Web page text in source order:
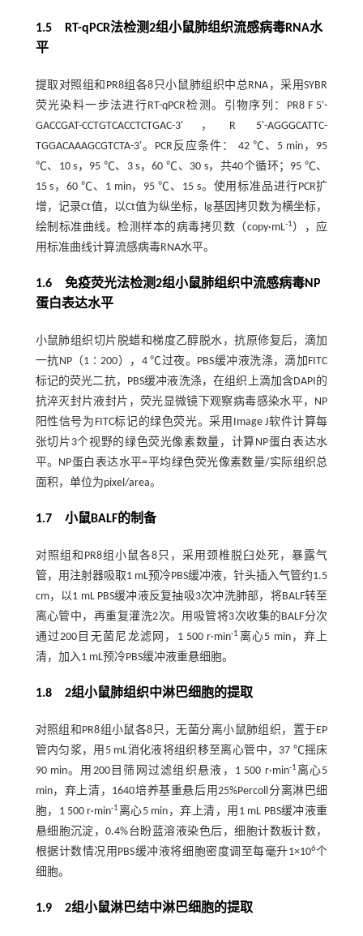
1.5 RT-qPCR法检测2组小鼠肺组织流感病毒RNA水
平
提取对照组和PR8组各8只小鼠肺组织中总RNA，采用SYBR
荧光染料一步法进行RT-qPCR检测。引物序列：PR8 F 5'-
GACCGAT-CCTGTCACCTCTGAC-3'，R 5'-AGGGCATTC-
TGGACAAAGCGTCTA-3'。PCR反应条件： 42 ℃、5 min，95
℃、10 s，95 ℃、3 s，60 ℃、30 s，共40个循环；95 ℃、
15 s，60 ℃、1 min，95 ℃、15 s。使用标准品进行PCR扩
增，记录Ct值，以Ct值为纵坐标，lg基因拷贝数为横坐标，
绘制标准曲线。检测样本的病毒拷贝数（copy·mL-1），应
用标准曲线计算流感病毒RNA水平。
1.6 免疫荧光法检测2组小鼠肺组织中流感病毒NP
蛋白表达水平
小鼠肺组织切片脱蜡和梯度乙醇脱水，抗原修复后，滴加
一抗NP（1∶200），4 ℃过夜。PBS缓冲液洗涤，滴加FITC
标记的荧光二抗，PBS缓冲液洗涤，在组织上滴加含DAPI的
抗淬灭封片液封片，荧光显微镜下观察病毒感染水平，NP
阳性信号为FITC标记的绿色荧光。采用Image J软件计算每
张切片3个视野的绿色荧光像素数量，计算NP蛋白表达水
平。NP蛋白表达水平=平均绿色荧光像素数量/实际组织总
面积，单位为pixel/area。
1.7 小鼠BALF的制备
对照组和PR8组小鼠各8只，采用颈椎脱臼处死，暴露气
管，用注射器吸取1 mL预冷PBS缓冲液，针头插入气管约1.5
cm，以1 mL PBS缓冲液反复抽吸3次冲洗肺部，将BALF转至
离心管中，再重复灌洗2次。用吸管将3次收集的BALF分次
通过200目无菌尼龙滤网，1 500 r·min-1 离心5 min，弃上
清，加入1 mL预冷PBS缓冲液重悬细胞。
1.8 2组小鼠肺组织中淋巴细胞的提取
对照组和PR8组小鼠各8只，无菌分离小鼠肺组织，置于EP
管内匀浆，用5 mL消化液将组织移至离心管中，37 ℃摇床
90 min。用200目筛网过滤组织悬液，1 500 r·min-1 离心5
min，弃上清，1640培养基重悬后用25%Percoll分离淋巴细
胞，1 500 r·min-1 离心5 min，弃上清，用1 mL PBS缓冲液重
悬细胞沉淀，0.4%台盼蓝溶液染色后，细胞计数板计数，
根据计数情况用PBS缓冲液将细胞密度调至每毫升1×106个
细胞。
1.9 2组小鼠淋巴结中淋巴细胞的提取